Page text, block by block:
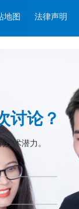
地图 法律声明
讨论？
术潜力。